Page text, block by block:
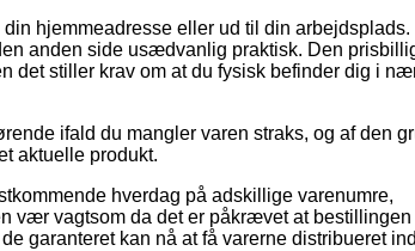
hjemmeadresse eller ud til din arbejdsplads.
anden side usædvanlig praktisk. Den
det stiller krav om at du fysisk befinder dig i
ifald du mangler varen straks, og af den
aktuelle produkt.
hverdag på adskillige varenumre,
vær vagtsom da det er påkrævet at
garanteret kan nå at få varerne distribueret